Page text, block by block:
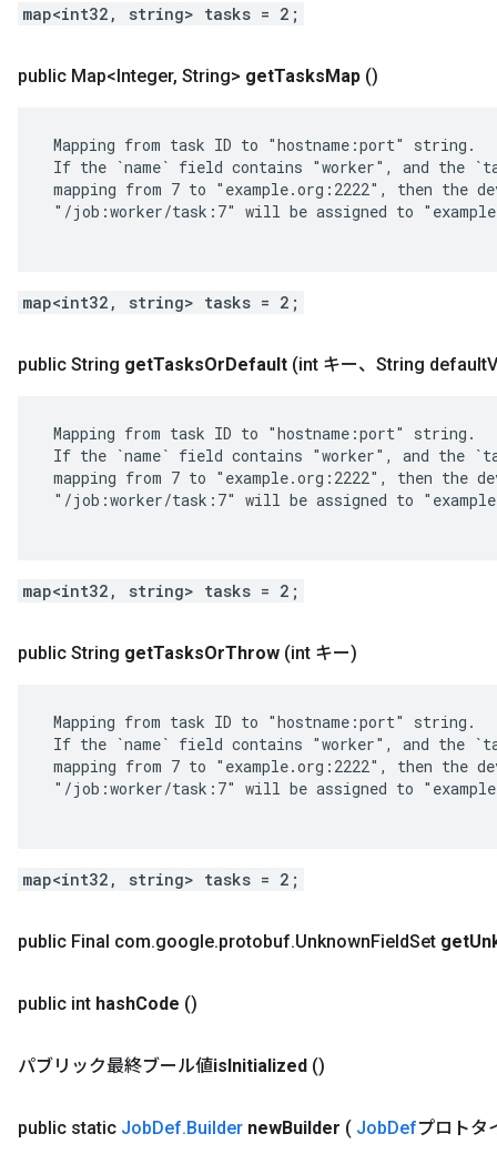
map<int32, string> tasks = 2;
public Map<Integer, String> getTasksMap ()
Mapping from task ID to "hostname:port" string.
If the `name` field contains "worker", and the
mapping from 7 to "example.org:2222", then the
"/job:worker/task:7" will be assigned to
map<int32, string> tasks = 2;
public String getTasksOrDefault (int キー、String default
Mapping from task ID to "hostname:port" string.
If the `name` field contains "worker", and the
mapping from 7 to "example.org:2222", then the
"/job:worker/task:7" will be assigned to
map<int32, string> tasks = 2;
public String getTasksOrThrow (int キー)
Mapping from task ID to "hostname:port" string.
If the `name` field contains "worker", and the
mapping from 7 to "example.org:2222", then the
"/job:worker/task:7" will be assigned to
map<int32, string> tasks = 2;
public Final com.google.protobuf.UnknownFieldSet get
public int hashCode ()
パブリック最終ブール値isInitialized ()
public static JobDef.Builder newBuilder ( JobDefプロトタ